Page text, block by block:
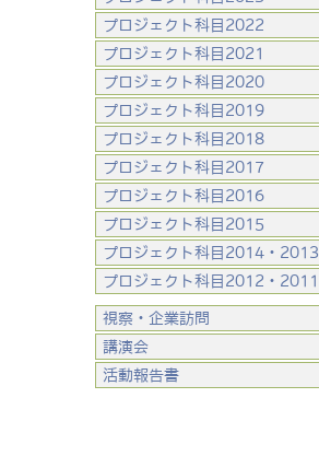
プロジェクト科目2022
プロジェクト科目2021
プロジェクト科目2020
プロジェクト科目2019
プロジェクト科目2018
プロジェクト科目2017
プロジェクト科目2016
プロジェクト科目2015
プロジェクト科目2014・2013
プロジェクト科目2012・2011
視察・企業訪問
講演会
活動報告書